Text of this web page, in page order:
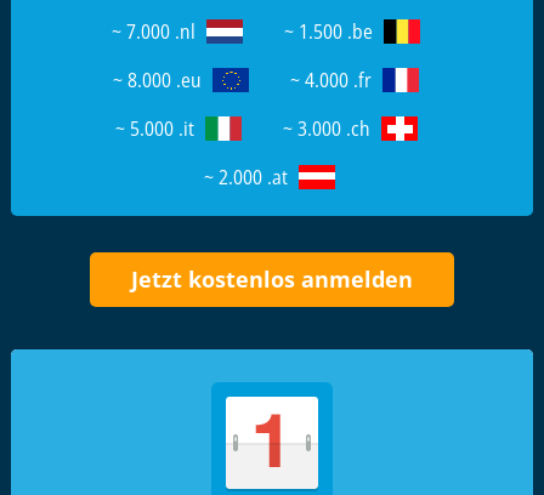
~ 7.000 .nl
~ 1.500 .be
~ 8.000 .eu
~ 4.000 .fr
~ 5.000 .it
~ 3.000 .ch
~ 2.000 .at
Jetzt kostenlos anmelden